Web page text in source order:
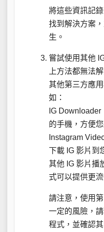
將這些資訊記
找到解決方案
生。
嘗試使用其他
上方法都無法
其他第三方應
如：
IG
的手機，方便
Instagram
下載 IG 影片到
其他 IG 影片播
式可以提供更
請注意，使用
一定的風險，
程式，並確認